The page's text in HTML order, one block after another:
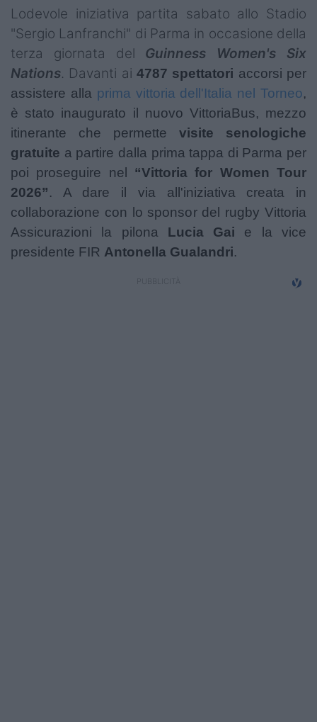
Rugby World Cup
Super Rugby
Rugby in TV
Mercato
Serie A Elite
Campionati
Serie A
Serie B
Lodevole iniziativa partita sabato allo Stadio
"Sergio Lanfranchi" di Parma in occasione della
terza giornata del Guinness Women's Six
Nations. Davanti ai 4787 spettatori accorsi per
assistere alla prima vittoria dell'Italia nel Torneo,
è stato inaugurato il nuovo VittoriaBus, mezzo
itinerante che permette visite senologiche
gratuite a partire dalla prima tappa di Parma per
poi proseguire nel “Vittoria for Women Tour
2026”. A dare il via all'iniziativa creata in
collaborazione con lo sponsor del rugby Vittoria
Assicurazioni la pilona Lucia Gai e la vice
presidente FIR Antonella Gualandri.